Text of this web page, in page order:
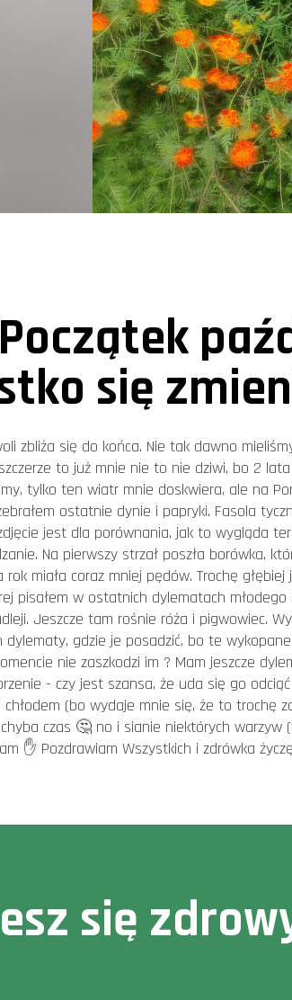
się
zbliża się do końca. Nie tak dawno
to już mnie nie to nie dziwi, bo 2
tylko ten wiatr mnie doskwiera, ale na
ostatnie dynie i papryki. Fasola
jest dla porównania, jak to wygląda
Na pierwszy strzał poszła borówka,
miała coraz mniej pędów. Trochę głębiej
pisałem w ostatnich dylematach młodego
Jeszcze tam rośnie róża i pigwowiec.
gdzie je posadzić, bo te
nie zaszkodzi im ? Mam jeszcze
- czy jest szansa, że uda się go
(bo wydaje mnie się, że to trochę
czas 🤔 no i sianie niektórych warzyw
✋ Pozdrawiam Wszystkich i zdrówka
się